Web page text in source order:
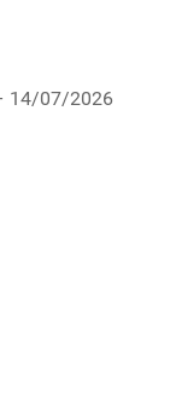
14/07/2026